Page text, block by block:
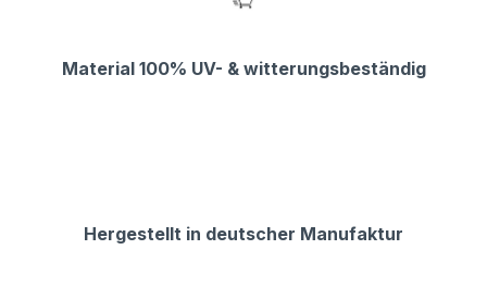
Material 100% UV- & witterungsbeständig
Hergestellt in deutscher Manufaktur